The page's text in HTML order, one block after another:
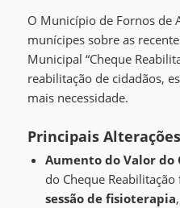
O Município de Fornos de
munícipes sobre as
Municipal “Cheque
reabilitação de cidadãos,
mais necessidade.
Principais
Aumento do Valor do
do Cheque
sessão de fisioterapia